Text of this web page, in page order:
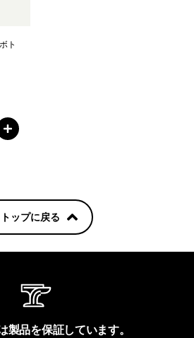
ト
トップに戻る
製品を保証しています。